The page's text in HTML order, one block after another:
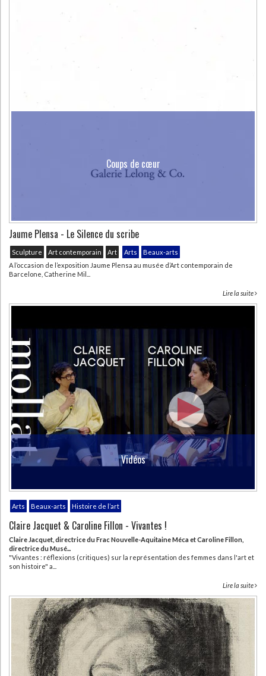
Coups de cœur
Jaume Plensa - Le Silence du scribe
Sculpture Art contemporain Art Arts
Beaux-arts
A l’occasion de l’exposition Jaume Plensa au musée d’Art contemporain de
Barcelone, Catherine Mil...
Lire la suite
Vidéos
Arts Beaux-arts Histoire de l’art
Claire Jacquet & Caroline Fillon - Vivantes !
Claire Jacquet, directrice du Frac Nouvelle-Aquitaine Méca et Caroline Fillon,
directrice du Musé...
"Vivantes : réflexions (critiques) sur la représentation des femmes dans l'art et
son histoire" a...
Lire la suite